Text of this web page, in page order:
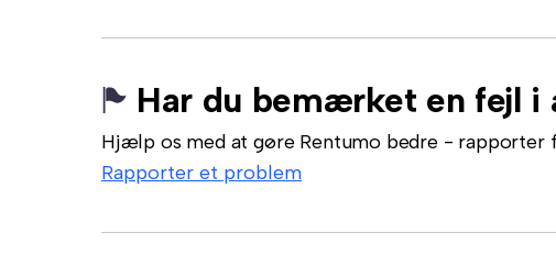
Har du bemærket en fejl i
Hjælp os med at gøre Rentumo bedre - rapporter
Rapporter et problem